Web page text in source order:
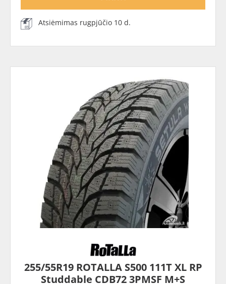
Atsiėmimas rugpjūčio 10 d.
255/55R19 ROTALLA S500 111T XL RP
Studdable CDB72 3PMSF M+S